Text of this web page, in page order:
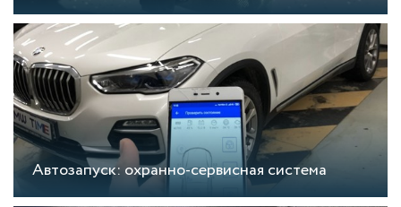
Автозапуск: охранно-сервисная система